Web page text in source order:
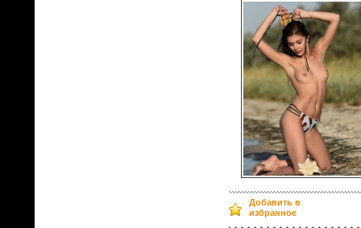
Добавить в
избранное